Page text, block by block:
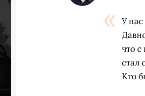
У нас
что
стал
Кто